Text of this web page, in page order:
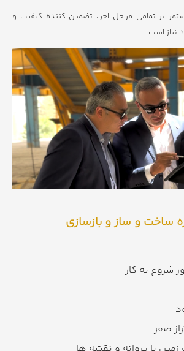
بر تمامی مراحل اجرا، تضمین کننده کیفیت و
نیاز است.
ساخت و ساز و بازسازی